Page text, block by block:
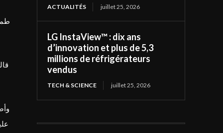
ACTUALITÉS juillet 25, 2026
LG InstaView™ : dix ans
d’innovation et plus de 5,3
millions de réfrigérateurs
vendus
TECH & SCIENCE juillet 25, 2026